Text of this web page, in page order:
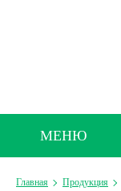
МЕНЮ
Главная Продукция